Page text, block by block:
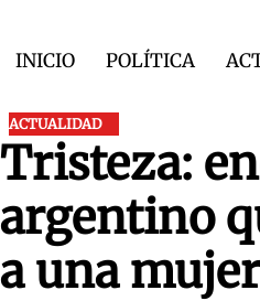
content
INICIO POLÍTICA
ACTUALIDAD
Tristeza:
argentino
a una